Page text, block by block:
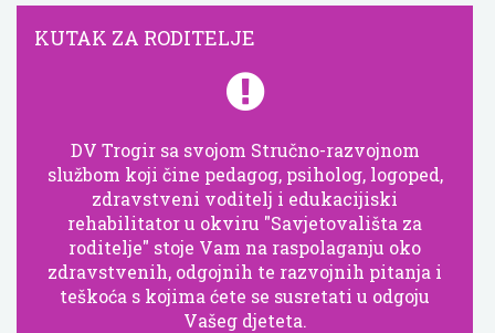
KUTAK ZA RODITELJE
DV Trogir sa svojom Stručno-razvojnom
službom koji čine pedagog, psiholog, logoped,
zdravstveni voditelj i edukacijiski
rehabilitator u okviru "Savjetovališta za
roditelje" stoje Vam na raspolaganju oko
zdravstvenih, odgojnih te razvojnih pitanja i
teškoća s kojima ćete se susretati u odgoju
Vašeg djeteta.